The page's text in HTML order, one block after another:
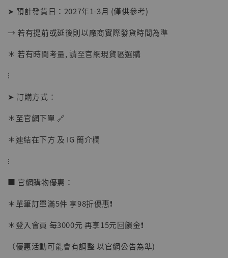
子彈飛 鵝城縣長 張麻子 [BK01]
NT$ 4,980
NT$ 5,300
➤ 預計發貨日：2027年1-3月 (僅供參考)
→ 若有提前或延後則以廠商實際發貨時間為準
＊ 若有時間考量, 請至官網現貨區選購
⁝
➤ 訂購方式：
＊至官網下單 🔗
＊連結在下方 及 IG 簡介欄
⁝
■ 官網購物優惠：
＊單筆訂單滿5件 享98折優惠❗️
＊登入會員 每3000元 再享15元回饋金❗️
（優惠活動可能會有調整 以官網公告為準)